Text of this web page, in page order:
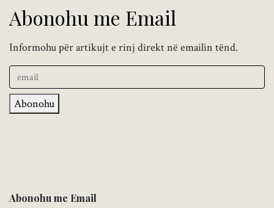
Abonohu me Email
Informohu për artikujt e rinj direkt në emailin tënd.
Abonohu
Abonohu me Email